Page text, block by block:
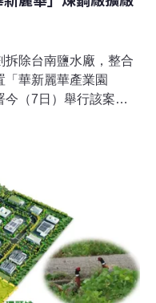
拆除台南鹽水廠，整合
華新麗華產業園
今（7日）舉行該案環
1.9公頃，並為環頸雉
環評 環委要求提具體
直棒、削皮棒及線材
華新麗華產業園區」
加到34.13公頃，擴增
水區華新麗華產業園區
次初審時，因開發單位
，遭環委張學文要求比